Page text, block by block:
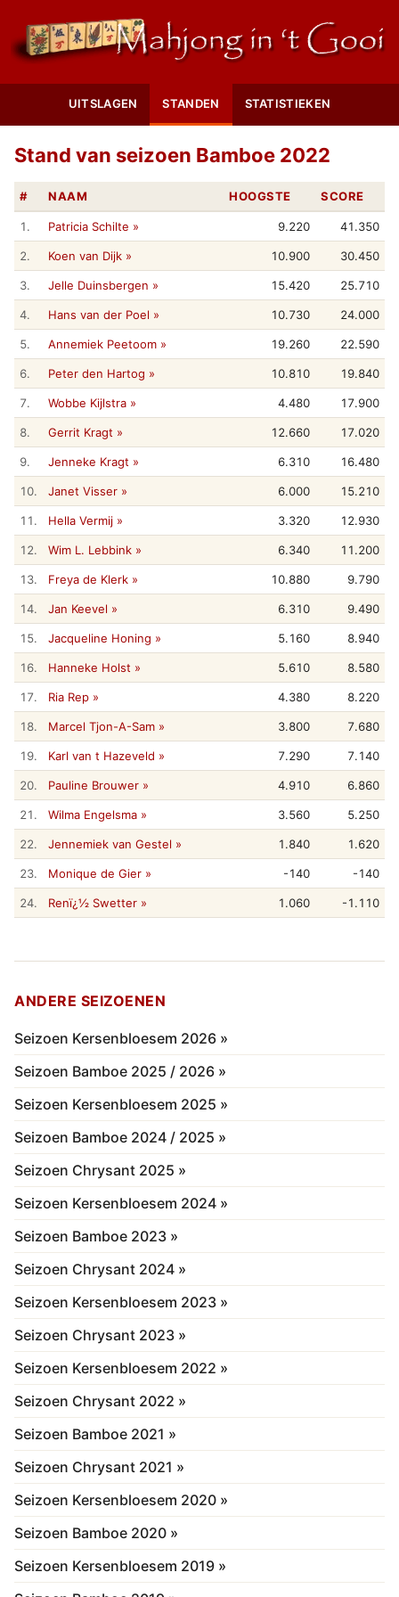
UITSLAGEN STANDEN STATISTIEKEN
Stand van seizoen Bamboe 2022
# NAAM HOOGSTE SCORE
1. Patricia Schilte » 9.220 41.350
2. Koen van Dijk » 10.900 30.450
3. Jelle Duinsbergen » 15.420 25.710
4. Hans van der Poel » 10.730 24.000
5. Annemiek Peetoom » 19.260 22.590
6. Peter den Hartog » 10.810 19.840
7. Wobbe Kijlstra » 4.480 17.900
8. Gerrit Kragt » 12.660 17.020
9. Jenneke Kragt » 6.310 16.480
10. Janet Visser » 6.000 15.210
11. Hella Vermij » 3.320 12.930
12. Wim L. Lebbink » 6.340 11.200
13. Freya de Klerk » 10.880 9.790
14. Jan Keevel » 6.310 9.490
15. Jacqueline Honing » 5.160 8.940
16. Hanneke Holst » 5.610 8.580
17. Ria Rep » 4.380 8.220
18. Marcel Tjon-A-Sam » 3.800 7.680
19. Karl van t Hazeveld » 7.290 7.140
20. Pauline Brouwer » 4.910 6.860
21. Wilma Engelsma » 3.560 5.250
22. Jennemiek van Gestel » 1.840 1.620
23. Monique de Gier » -140 -140
24. Renï¿½ Swetter » 1.060 -1.110
ANDERE SEIZOENEN
Seizoen Kersenbloesem 2026 »
Seizoen Bamboe 2025 / 2026 »
Seizoen Kersenbloesem 2025 »
Seizoen Bamboe 2024 / 2025 »
Seizoen Chrysant 2025 »
Seizoen Kersenbloesem 2024 »
Seizoen Bamboe 2023 »
Seizoen Chrysant 2024 »
Seizoen Kersenbloesem 2023 »
Seizoen Chrysant 2023 »
Seizoen Kersenbloesem 2022 »
Seizoen Chrysant 2022 »
Seizoen Bamboe 2021 »
Seizoen Chrysant 2021 »
Seizoen Kersenbloesem 2020 »
Seizoen Bamboe 2020 »
Seizoen Kersenbloesem 2019 »